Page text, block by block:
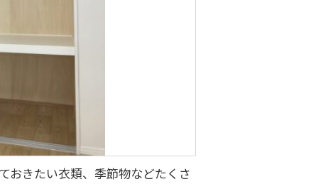
おきたい衣類、季節物などたくさ